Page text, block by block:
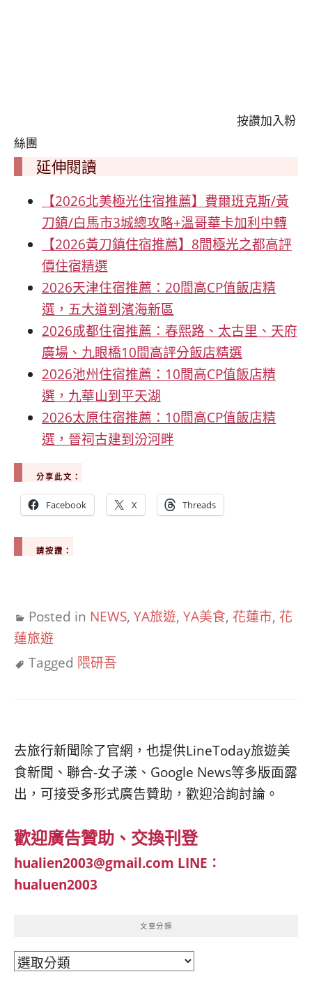
按讚加入粉
絲團
延伸閱讀
【2026北美極光住宿推薦】費爾班克斯/黃
刀鎮/白馬市3城總攻略+溫哥華卡加利中轉
【2026黃刀鎮住宿推薦】8間極光之都高評
價住宿精選
2026天津住宿推薦：20間高CP值飯店精
選，五大道到濱海新區
2026成都住宿推薦：春熙路、太古里、天府
廣場、九眼橋10間高評分飯店精選
2026池州住宿推薦：10間高CP值飯店精
選，九華山到平天湖
2026太原住宿推薦：10間高CP值飯店精
選，晉祠古建到汾河畔
分享此文：
Facebook X Threads
請按讚：
Posted in NEWS, YA旅遊, YA美食, 花蓮市, 花
蓮旅遊
Tagged 隈研吾
去旅行新聞除了官網，也提供LineToday旅遊美
食新聞、聯合-女子漾、Google News等多版面露
出，可接受多形式廣告贊助，歡迎洽詢討論。
歡迎廣告贊助、交換刊登
hualien2003@gmail.com LINE：
hualuen2003
文章分類
文